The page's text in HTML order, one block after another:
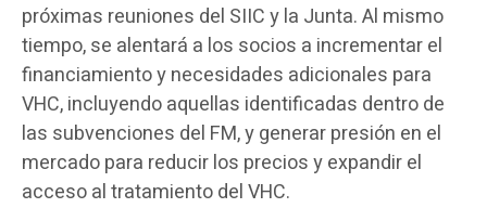
próximas reuniones del SIIC y la Junta. Al mismo
tiempo, se alentará a los socios a incrementar el
financiamiento y necesidades adicionales para
VHC, incluyendo aquellas identificadas dentro de
las subvenciones del FM, y generar presión en el
mercado para reducir los precios y expandir el
acceso al tratamiento del VHC.